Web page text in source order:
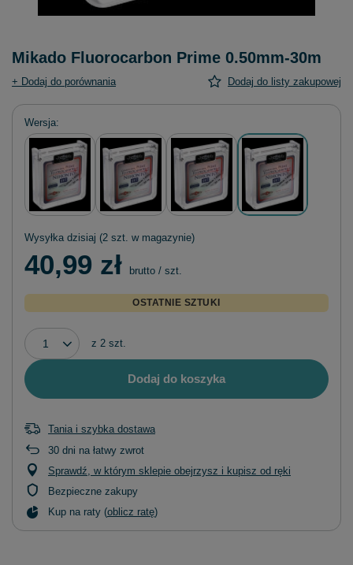
Mikado Fluorocarbon Prime 0.50mm-30m
+ Dodaj do porównania Dodaj do listy zakupowej
Wersja
Wysyłka dzisiaj (2 szt. w magazynie)
40,99 zł brutto / szt.
OSTATNIE SZTUKI
z 2 szt.
Dodaj do koszyka
Tania i szybka dostawa
30 dni na łatwy zwrot
Sprawdź, w którym sklepie obejrzysz i kupisz od ręki
Bezpieczne zakupy
Kup na raty (oblicz ratę)